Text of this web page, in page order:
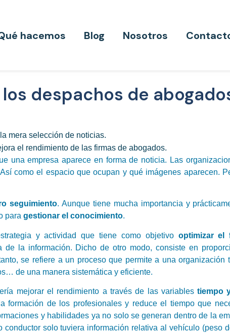
hacemos Blog Nosotros
despachos de
mera selección de noticias.
el rendimiento de las firmas de abogados.
una empresa aparece en forma de noticia. Las
como el espacio que ocupan y qué imágenes aparecen.
seguimiento. Aunque tiene mucha importancia y
para gestionar el conocimiento.
y actividad que tiene como objetivo optimizar el
la información. Dicho de otro modo, consiste en
se refiere a un proceso que permite a una organización
de una manera sistemática y eficiente.
mejorar el rendimiento a través de las variablestiempo
de los profesionales y reduce el tiempo que
y habilidades ya no solo se generan dentro de la
solo tuviera información relativa al vehículo (peso